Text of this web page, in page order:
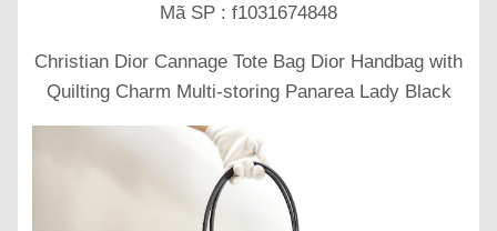
Mã SP : f1031674848
Christian Dior Cannage Tote Bag Dior Handbag with
Quilting Charm Multi-storing Panarea Lady Black